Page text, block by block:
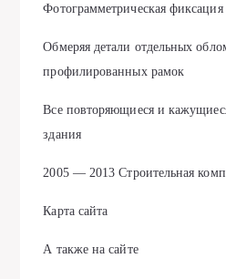
Фотограмметрическая фиксация
Обмеряя детали отдельных
профилированных рамок
Все повторяющиеся и
здания
2005 — 2013 Строительная
Карта сайта
А также на сайте